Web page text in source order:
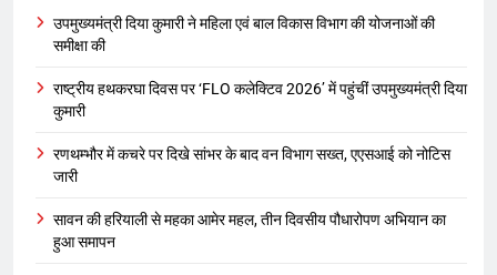
उपमुख्यमंत्री दिया कुमारी ने महिला एवं बाल विकास विभाग की योजनाओं की
समीक्षा की
राष्ट्रीय हथकरघा दिवस पर ‘FLO कलेक्टिव 2026’ में पहुंचीं उपमुख्यमंत्री दिया
कुमारी
रणथम्भौर में कचरे पर दिखे सांभर के बाद वन विभाग सख्त, एएसआई को नोटिस
जारी
सावन की हरियाली से महका आमेर महल, तीन दिवसीय पौधारोपण अभियान का
हुआ समापन